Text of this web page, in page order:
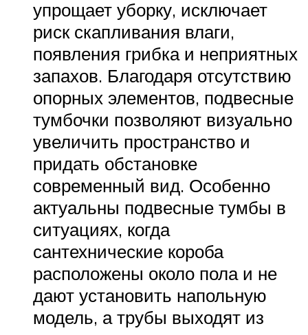
упрощает уборку, исключает
риск скапливания влаги,
появления грибка и неприятных
запахов. Благодаря отсутствию
опорных элементов, подвесные
тумбочки позволяют визуально
увеличить пространство и
придать обстановке
современный вид. Особенно
актуальны подвесные тумбы в
ситуациях, когда
сантехнические короба
расположены около пола и не
дают установить напольную
модель, а трубы выходят из